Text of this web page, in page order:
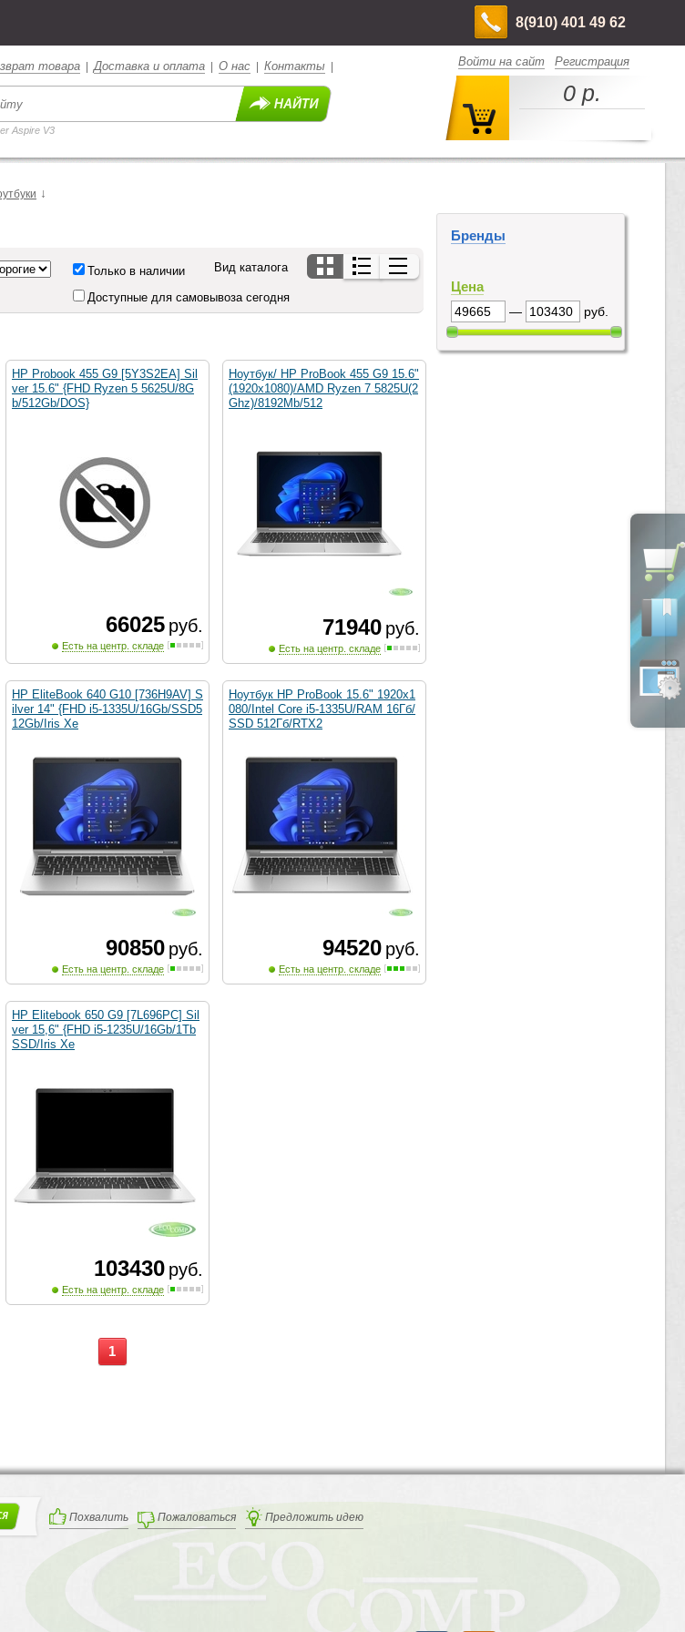
8(910) 401 49 62
товара |Доставка и оплата О нас Контакты
Aspire V3
Войти на сайт Регистрация
0 р.
↓
Только в наличии
Доступные для самовывоза сегодня
Вид каталога
HP Probook 455 G9 [5Y3S2EA] Sil
ver 15.6" {FHD Ryzen 5 5625U/8G
b/512Gb/DOS}
66025 руб.
Есть на центр. складе
Ноутбук/ HP ProBook 455 G9 15.6"
(1920x1080)/AMD Ryzen 7 5825U(2
Ghz)/8192Mb/512
71940 руб.
Есть на центр. складе
HP EliteBook 640 G10 [736H9AV] S
ilver 14" {FHD i5-1335U/16Gb/SSD5
12Gb/Iris Xe
90850 руб.
Есть на центр. складе
Ноутбук HP ProBook 15.6" 1920x1
080/Intel Core i5-1335U/RAM 16Гб/
SSD 512Гб/RTX2
94520 руб.
Есть на центр. складе
HP Elitebook 650 G9 [7L696PC] Sil
ver 15,6" {FHD i5-1235U/16Gb/1Tb
SSD/Iris Xe
103430 руб.
Есть на центр. складе
1
Бренды
Цена
— руб.
Похвалить Пожаловаться Предложить идею